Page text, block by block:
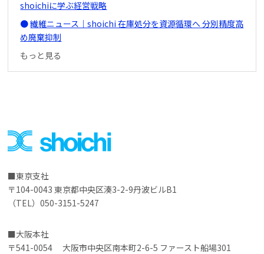
shoichiに学ぶ経営戦略
繊維ニュース｜shoichi 在庫処分を資源循環へ 分別精度高
め廃棄抑制
もっと見る
東京支社
〒104-0043 東京都中央区湊3-2-9丹波ビルB1
（TEL）050-3151-5247
大阪本社
〒541-0054 大阪市中央区南本町2-6-5 ファースト船場301